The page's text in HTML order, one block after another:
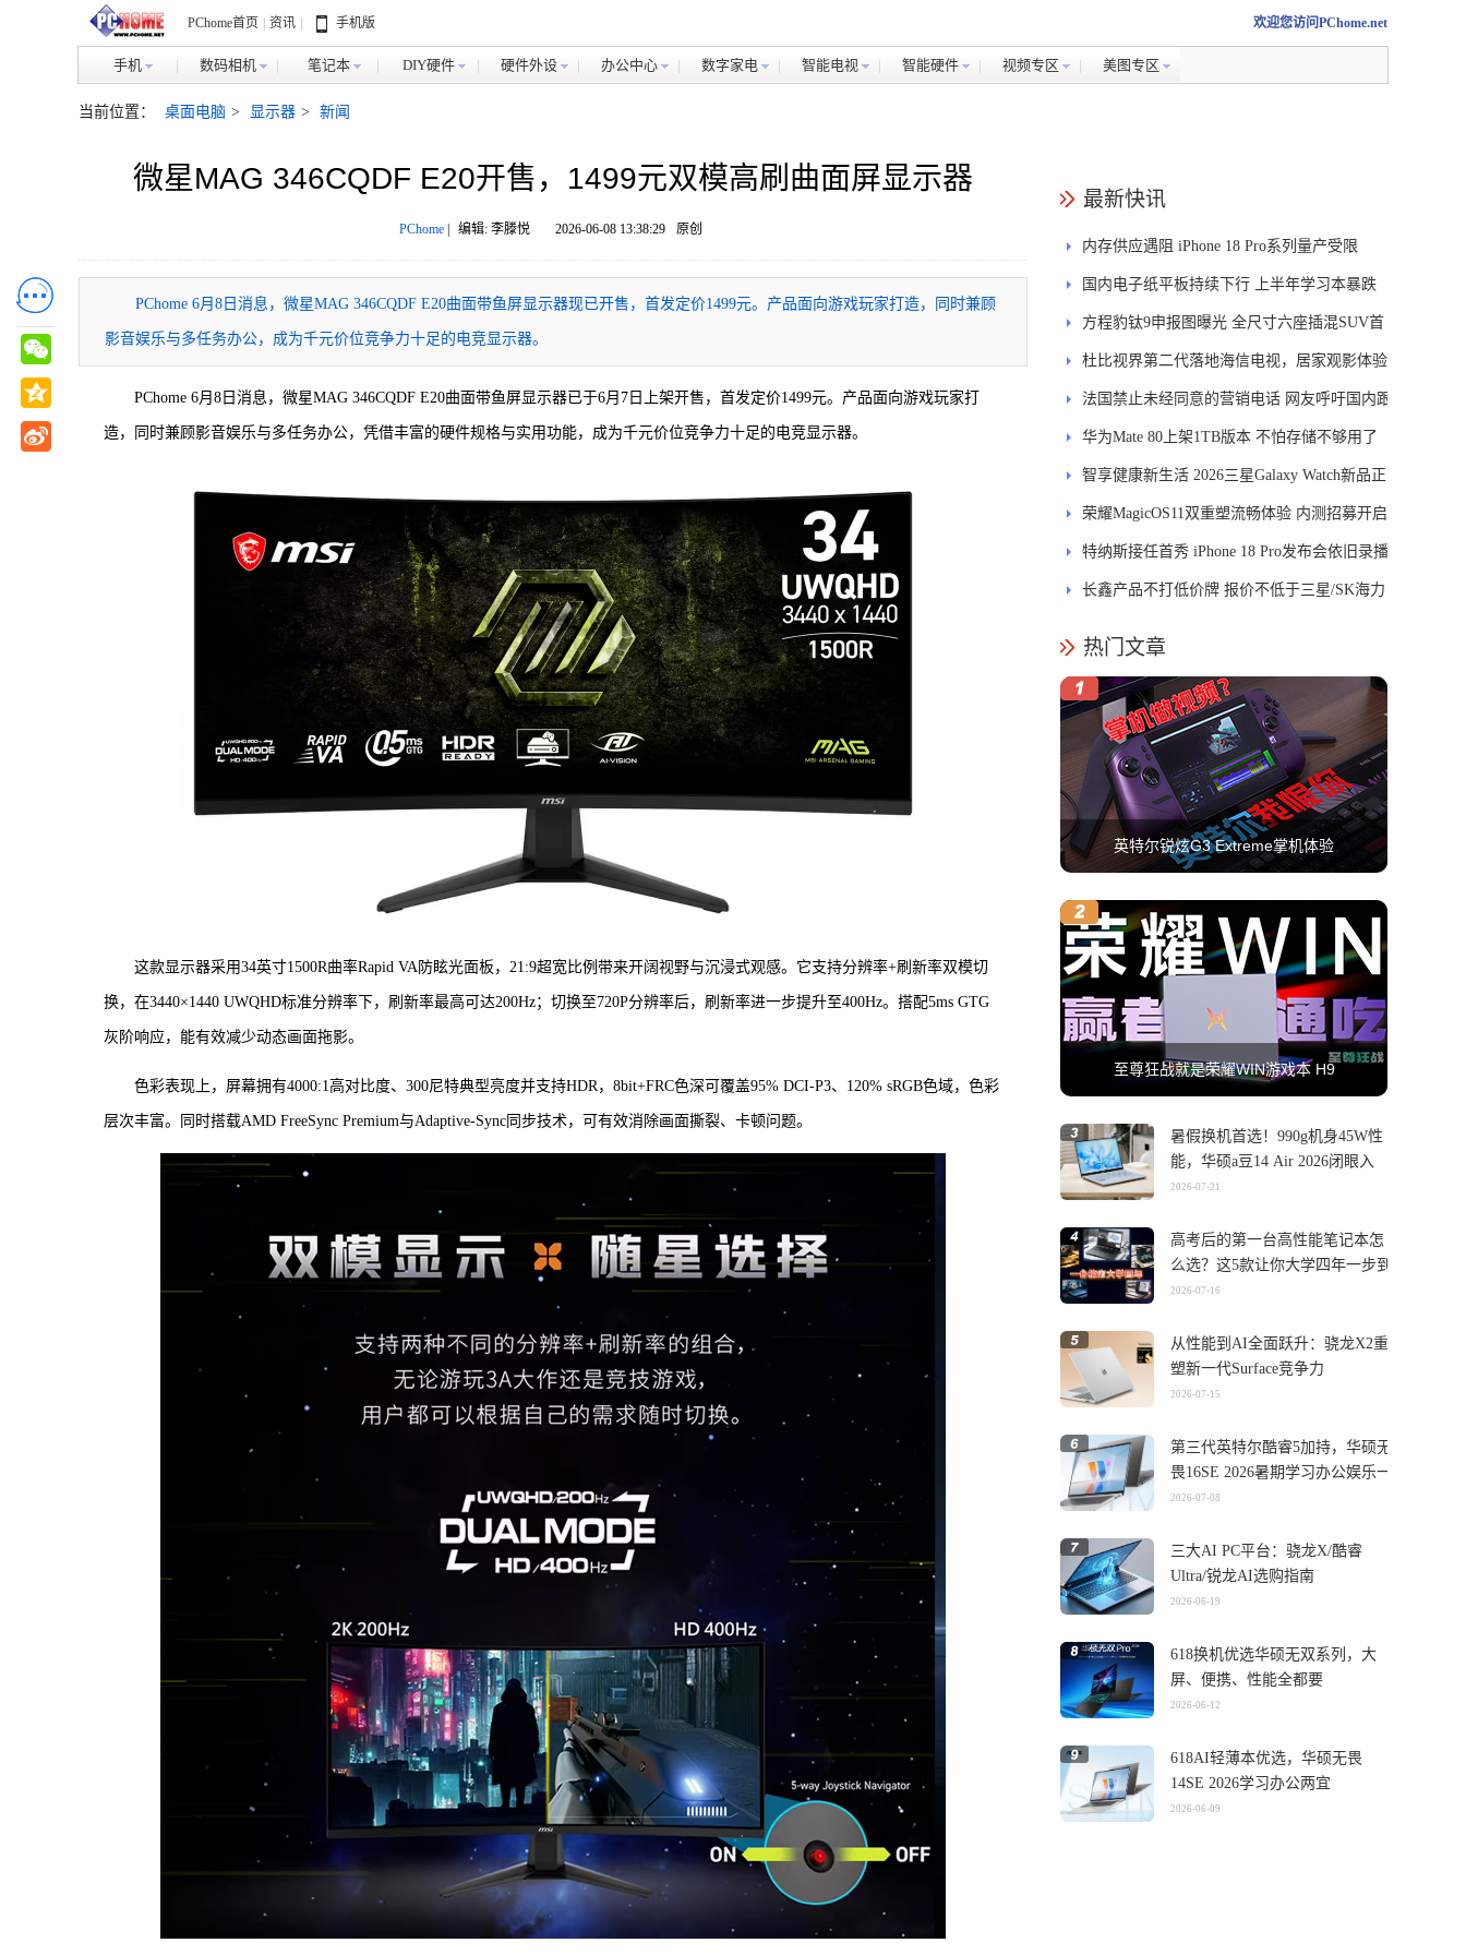
PChome首页 资讯 手机版 欢迎您访问PChome.net
手机 数码相机 笔记本 DIY硬件 硬件外设 办公中心 数字家电 智能电视 智能硬件 视频专区 美图专区
当前位置： 桌面电脑 > 显示器 > 新闻
微星MAG 346CQDF E20开售，1499元双模高刷曲面屏显示器
PChome| 编辑: 李滕悦 2026-06-08 13:38:29 原创
​PChome 6月8日消息，微星MAG 346CQDF E20曲面带鱼屏显示器现已开售，首发定价1499元。产品面向游戏玩家打造，同时兼顾
影音娱乐与多任务办公，成为千元价位竞争力十足的电竞显示器。
PChome 6月8日消息，微星MAG 346CQDF E20曲面带鱼屏显示器已于6月7日上架开售，首发定价1499元。产品面向游戏玩家打
造，同时兼顾影音娱乐与多任务办公，凭借丰富的硬件规格与实用功能，成为千元价位竞争力十足的电竞显示器。
这款显示器采用34英寸1500R曲率Rapid VA防眩光面板，21:9超宽比例带来开阔视野与沉浸式观感。它支持分辨率+刷新率双模切
换，在3440×1440 UWQHD标准分辨率下，刷新率最高可达200Hz；切换至720P分辨率后，刷新率进一步提升至400Hz。搭配5ms GTG
灰阶响应，能有效减少动态画面拖影。
色彩表现上，屏幕拥有4000:1高对比度、300尼特典型亮度并支持HDR，8bit+FRC色深可覆盖95% DCI-P3、120% sRGB色域，色彩
层次丰富。同时搭载AMD FreeSync Premium与Adaptive-Sync同步技术，可有效消除画面撕裂、卡顿问题。
最新快讯
内存供应遇阻 iPhone 18 Pro系列量产受限
国内电子纸平板持续下行 上半年学习本暴跌
84.6%
方程豹钛9申报图曝光 全尺寸六座插混SUV首
发DMS
杜比视界第二代落地海信电视，居家观影体验
能迎来哪些升级？
法国禁止未经同意的营销电话 网友呼吁国内跟
进
华为Mate 80上架1TB版本 不怕存储不够用了
智享健康新生活 2026三星Galaxy Watch新品正
式开售
荣耀MagicOS11双重塑流畅体验 内测招募开启
特纳斯接任首秀 iPhone 18 Pro发布会依旧录播
长鑫产品不打低价牌 报价不低于三星/SK海力
热门文章
英特尔锐炫G3 Extreme掌机体验
至尊狂战就是荣耀WIN游戏本 H9
暑假换机首选！990g机身45W性
能，华硕a豆14 Air 2026闭眼入
2026-07-21
高考后的第一台高性能笔记本怎
么选？这5款让你大学四年一步到
位
2026-07-16
从性能到AI全面跃升：骁龙X2重
塑新一代Surface竞争力
2026-07-15
第三代英特尔酷睿5加持，华硕无
畏16SE 2026暑期学习办公娱乐一
机搞定
2026-07-08
三大AI PC平台：骁龙X/酷睿
Ultra/锐龙AI选购指南
2026-06-19
618换机优选华硕无双系列，大
屏、便携、性能全都要
2026-06-12
618AI轻薄本优选，华硕无畏
14SE 2026学习办公两宜
2026-06-09